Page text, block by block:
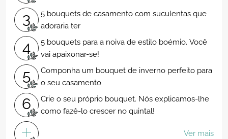
3
5 bouquets de casamento com suculentas que
adoraria ter
4
5 bouquets para a noiva de estilo boémio. Você
vai apaixonar-se!
5
Componha um bouquet de inverno perfeito para
o seu casamento
6
Crie o seu próprio bouquet. Nós explicamos-lhe
como fazê-lo crescer no quintal!
Ver mais